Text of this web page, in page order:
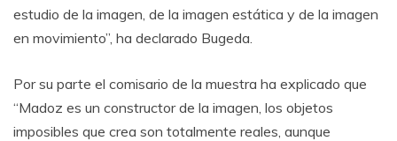
estudio de la imagen, de la imagen estática y de la imagen
en movimiento”, ha declarado Bugeda.
Por su parte el comisario de la muestra ha explicado que
“Madoz es un constructor de la imagen, los objetos
imposibles que crea son totalmente reales, aunque